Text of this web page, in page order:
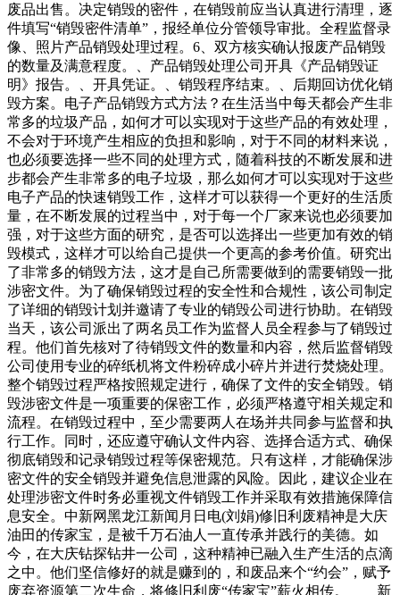
废品出售。决定销毁的密件，在销毁前应当认真进行清理，逐
件填写“销毁密件清单”，报经单位分管领导审批。全程监督录
像、照片产品销毁处理过程。6、双方核实确认报废产品销毁
的数量及满意程度。、产品销毁处理公司开具《产品销毁证
明》报告。、开具凭证。、销毁程序结束。、后期回访优化销
毁方案。电子产品销毁方式方法？在生活当中每天都会产生非
常多的垃圾产品，如何才可以实现对于这些产品的有效处理，
不会对于环境产生相应的负担和影响，对于不同的材料来说，
也必须要选择一些不同的处理方式，随着科技的不断发展和进
步都会产生非常多的电子垃圾，那么如何才可以实现对于这些
电子产品的快速销毁工作，这样才可以获得一个更好的生活质
量，在不断发展的过程当中，对于每一个厂家来说也必须要加
强，对于这些方面的研究，是否可以选择出一些更加有效的销
毁模式，这样才可以给自己提供一个更高的参考价值。研究出
了非常多的销毁方法，这才是自己所需要做到的需要销毁一批
涉密文件。为了确保销毁过程的安全性和合规性，该公司制定
了详细的销毁计划并邀请了专业的销毁公司进行协助。在销毁
当天，该公司派出了两名员工作为监督人员全程参与了销毁过
程。他们首先核对了待销毁文件的数量和内容，然后监督销毁
公司使用专业的碎纸机将文件粉碎成小碎片并进行焚烧处理。
整个销毁过程严格按照规定进行，确保了文件的安全销毁。销
毁涉密文件是一项重要的保密工作，必须严格遵守相关规定和
流程。在销毁过程中，至少需要两人在场并共同参与监督和执
行工作。同时，还应遵守确认文件内容、选择合适方式、确保
彻底销毁和记录销毁过程等保密规范。只有这样，才能确保涉
密文件的安全销毁并避免信息泄露的风险。因此，建议企业在
处理涉密文件时务必重视文件销毁工作并采取有效措施保障信
息安全。中新网黑龙江新闻月日电(刘娟)修旧利废精神是大庆
油田的传家宝，是被千万石油人一直传承并践行的美德。如
今，在大庆钻探钻井一公司，这种精神已融入生产生活的点滴
之中。他们坚信修好的就是赚到的，和废品来个“约会”，赋予
废弃资源第二次生命，将修旧利废“传家宝”薪火相传。 新